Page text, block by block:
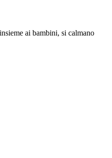
ai bambini, si calmano